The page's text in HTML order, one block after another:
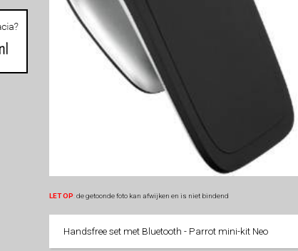
LET OP de getoonde foto kan afwijken en is niet bindend
Handsfree set met Bluetooth - Parrot mini-kit Neo